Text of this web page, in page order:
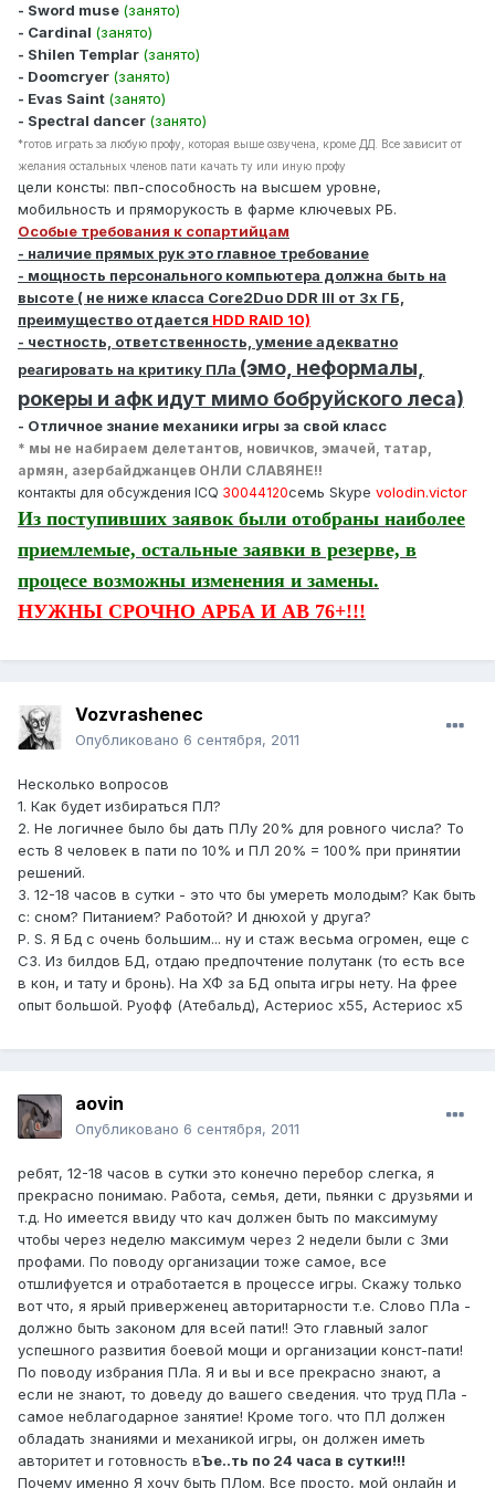
- Sword muse (занято)
- Cardinal (занято)
- Shilen Templar (занято)
- Doomcryer (занято)
- Evas Saint (занято)
- Spectral dancer (занято)
*готов играть за любую профу, которая выше озвучена, кроме ДД. Все зависит от
желания остальных членов пати качать ту или иную профу
цели консты: пвп-способность на высшем уровне,
мобильность и пряморукость в фарме ключевых РБ.
Особые требования к сопартийцам
- наличие прямых рук это главное требование
- мощность персонального компьютера должна быть на
высоте ( не ниже класса Core2Duo DDR III от 3х ГБ,
преимущество отдается HDD RAID 10)
- честность, ответственность, умение адекватно
реагировать на критику ПЛа (эмо, неформалы,
рокеры и афк идут мимо бобруйского леса)
- Отличное знание механики игры за свой класс
* мы не набираем делетантов, новичков, эмачей, татар,
армян, азербайджанцев ОНЛИ СЛАВЯНЕ!!
контакты для обсуждения ICQ 30044120семь Skype volodin.victor
Из поступивших заявок были отобраны наиболее
приемлемые, остальные заявки в резерве, в
процесе возможны изменения и замены.
НУЖНЫ СРОЧНО АРБА И АВ 76+!!!
Vozvrashenec
Опубликовано 6 сентября, 2011
Несколько вопросов
1. Как будет избираться ПЛ?
2. Не логичнее было бы дать ПЛу 20% для ровного числа? То
есть 8 человек в пати по 10% и ПЛ 20% = 100% при принятии
решений.
3. 12-18 часов в сутки - это что бы умереть молодым? Как быть
с: сном? Питанием? Работой? И днюхой у друга?
P. S. Я Бд с очень большим... ну и стаж весьма огромен, еще с
С3. Из билдов БД, отдаю предпочтение полутанк (то есть все
в кон, и тату и бронь). На ХФ за БД опыта игры нету. На фрее
опыт большой. Руофф (Атебальд), Астериос х55, Астериос х5
aovin
Опубликовано 6 сентября, 2011
ребят, 12-18 часов в сутки это конечно перебор слегка, я
прекрасно понимаю. Работа, семья, дети, пьянки с друзьями и
т.д. Но имеется ввиду что кач должен быть по максимуму
чтобы через неделю максимум через 2 недели были с 3ми
профами. По поводу организации тоже самое, все
отшлифуется и отработается в процессе игры. Скажу только
вот что, я ярый приверженец авторитарности т.е. Слово ПЛа -
должно быть законом для всей пати!! Это главный залог
успешного развития боевой мощи и организации конст-пати!
По поводу избрания ПЛа. Я и вы и все прекрасно знают, а
если не знают, то доведу до вашего сведения. что труд ПЛа -
самое неблагодарное занятие! Кроме того. что ПЛ должен
обладать знаниями и механикой игры, он должен иметь
авторитет и готовность вЪе..ть по 24 часа в сутки!!!
Почему именно Я хочу быть ПЛом. Все просто, мой онлайн и